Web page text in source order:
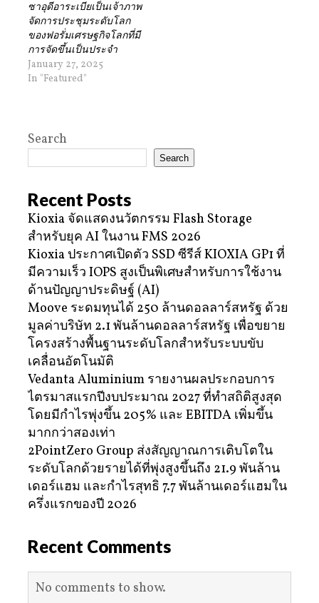
ซาอุดีอาระเบียเป็นเจ้าภาพ
จัดการประชุมระดับโลก
ของฟอรั่มเศรษฐกิจโลกที่มี
การจัดขึ้นเป็นประจำ
January 27, 2025
In "Featured"
Search
Search
Recent Posts
Kioxia จัดแสดงนวัตกรรม Flash Storage
สำหรับยุค AI ในงาน FMS 2026
Kioxia ประกาศเปิดตัว SSD ซีรีส์ KIOXIA GP1 ที่
มีความเร็ว IOPS สูงเป็นพิเศษสำหรับการใช้งาน
ด้านปัญญาประดิษฐ์ (AI)
Moove ระดมทุนได้ 250 ล้านดอลลาร์สหรัฐ ด้วย
มูลค่าบริษัท 2.1 พันล้านดอลลาร์สหรัฐ เพื่อขยาย
โครงสร้างพื้นฐานระดับโลกสำหรับระบบขับ
เคลื่อนอัตโนมัติ
Vedanta Aluminium รายงานผลประกอบการ
ไตรมาสแรกปีงบประมาณ 2027 ที่ทำสถิติสูงสุด
โดยมีกำไรพุ่งขึ้น 205% และ EBITDA เพิ่มขึ้น
มากกว่าสองเท่า
2PointZero Group ส่งสัญญาณการเติบโตใน
ระดับโลกด้วยรายได้ที่พุ่งสูงขึ้นถึง 21.9 พันล้าน
เดอร์แฮม และกำไรสุทธิ 7.7 พันล้านเดอร์แฮมใน
ครึ่งแรกของปี 2026
Recent Comments
No comments to show.